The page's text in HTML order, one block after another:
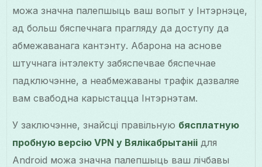
можа значна палепшыць ваш вопыт у Інтэрнэце,
ад больш бяспечнага прагляду да доступу да
абмежаванага кантэнту. Абарона на аснове
штучнага інтэлекту забяспечвае бяспечнае
падключэнне, а неабмежаваны трафік дазваляе
вам свабодна карыстацца Інтэрнэтам.
У заключэнне, знайсці правільную бясплатную
пробную версію VPN у Вялікабрытаніі для
Android можа значна палепшыць ваш лічбавы